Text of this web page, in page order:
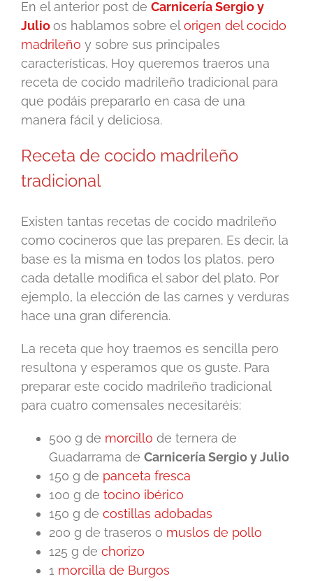
En el anterior post de Carnicería Sergio y
Julioos hablamos sobre elorigen del cocido
madrileño y sobre sus principales
características. Hoy queremos traeros una
receta de cocido madrileño tradicional para
que podáis prepararlo en casa de una
manera fácil y deliciosa.
Receta de cocido madrileño
tradicional
Existen tantas recetas de cocido madrileño
como cocineros que las preparen. Es decir, la
base es la misma en todos los platos, pero
cada detalle modifica el sabor del plato. Por
ejemplo, la elección de las carnes y verduras
hace una gran diferencia.
La receta que hoy traemos es sencilla pero
resultona y esperamos que os guste. Para
preparar este cocido madrileño tradicional
para cuatro comensales necesitaréis:
500 g de morcillo de ternera de
Guadarrama de Carnicería Sergio y Julio
150 g de panceta fresca
100 g de tocino ibérico
150 g de costillas adobadas
200 g de traseros o muslos de pollo
125 g de chorizo
1 morcilla de Burgos